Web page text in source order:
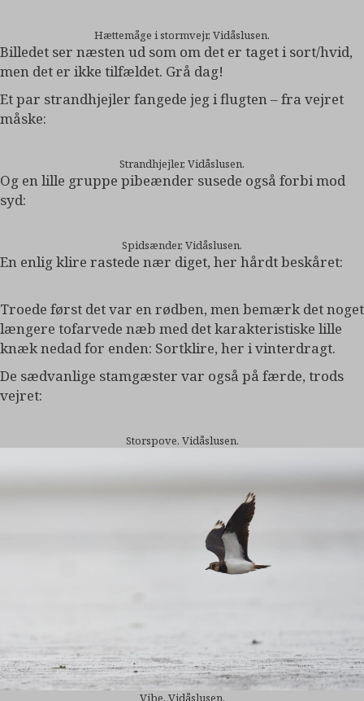
Hættemåge i stormvejr, Vidåslusen.
Billedet ser næsten ud som om det er taget i sort/hvid,
men det er ikke tilfældet. Grå dag!
Et par strandhjejler fangede jeg i flugten – fra vejret
måske:
Strandhjejler, Vidåslusen.
Og en lille gruppe pibeænder susede også forbi mod
syd:
Spidsænder, Vidåslusen.
En enlig klire rastede nær diget, her hårdt beskåret:
Troede først det var en rødben, men bemærk det noget
længere tofarvede næb med det karakteristiske lille
knæk nedad for enden: Sortklire, her i vinterdragt.
De sædvanlige stamgæster var også på færde, trods
vejret:
Storspove, Vidåslusen.
Vibe, Vidåslusen.